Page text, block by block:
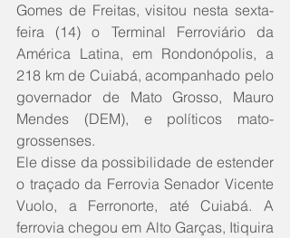
Gomes de Freitas, visitou nesta sexta-
feira (14) o Terminal Ferroviário da
América Latina, em Rondonópolis, a
218 km de Cuiabá, acompanhado pelo
governador de Mato Grosso, Mauro
Mendes (DEM), e políticos mato-
grossenses.
Ele disse da possibilidade de estender
o traçado da Ferrovia Senador Vicente
Vuolo, a Ferronorte, até Cuiabá. A
ferrovia chegou em Alto Garças, Itiquira